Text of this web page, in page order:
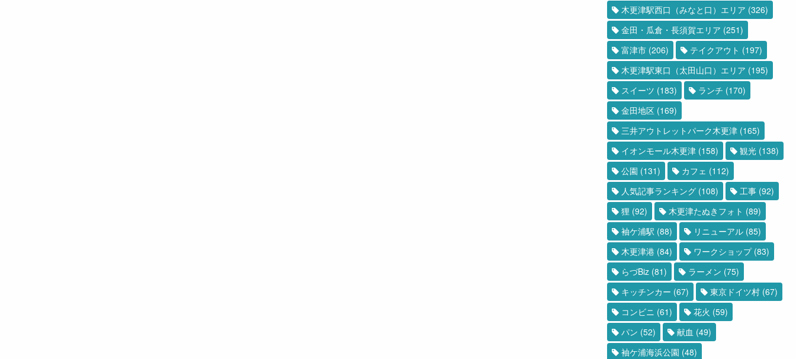
木更津駅西口（みなと口）エリア (326)
金田・瓜倉・長須賀エリア (251)
富津市(206) テイクアウト (197)
木更津駅東口（太田山口）エリア (195)
スイーツ (183) ランチ (170)
金田地区(169)
三井アウトレットパーク木更津(165)
イオンモール木更津(158) 観光(138)
公園 (131) カフェ (112)
人気記事ランキング(108) 工事(92)
狸 (92) 木更津たぬきフォト (89)
袖ケ浦駅 (88) リニューアル(85)
木更津港(84) ワークショップ(83)
らづBiz(81) ラーメン (75)
キッチンカー (67) 東京ドイツ村(67)
コンビニ (61) 花火 (59)
パン (52) 献血 (49)
袖ケ浦海浜公園 (48)